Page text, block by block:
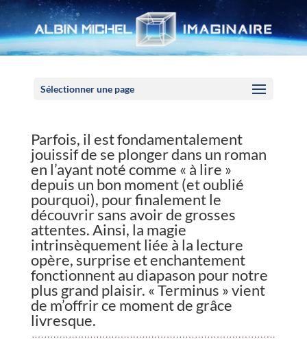
Sélectionner une page
Parfois, il est fondamentalement
jouissif de se plonger dans un roman
en l’ayant noté comme « à lire »
depuis un bon moment (et oublié
pourquoi), pour finalement le
découvrir sans avoir de grosses
attentes. Ainsi, la magie
intrinsèquement liée à la lecture
opère, surprise et enchantement
fonctionnent au diapason pour notre
plus grand plaisir. « Terminus » vient
de m’offrir ce moment de grâce
livresque.
Panneau de gestion des cookies